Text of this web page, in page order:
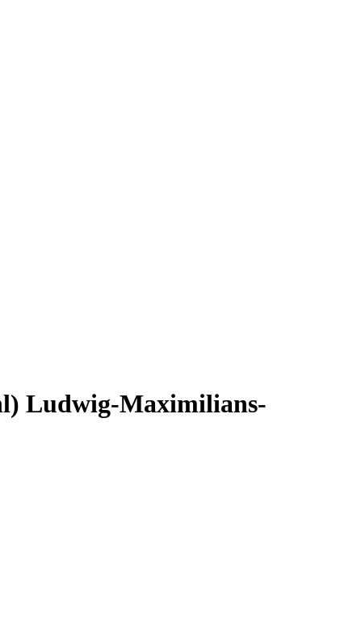
Ludwig-Maximilians-